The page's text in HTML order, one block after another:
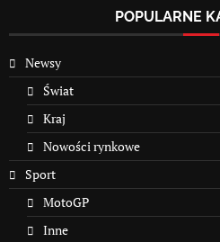
POPULARNE
Newsy
Świat
Kraj
Nowości rynkowe
Sport
MotoGP
Inne